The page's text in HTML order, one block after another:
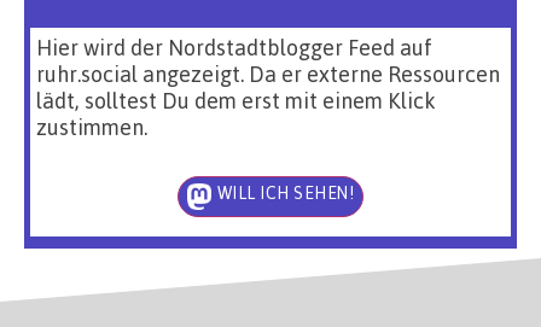
Hier wird der Nordstadtblogger Feed auf
ruhr.social angezeigt. Da er externe Ressourcen
lädt, solltest Du dem erst mit einem Klick
zustimmen.
WILL ICH SEHEN!